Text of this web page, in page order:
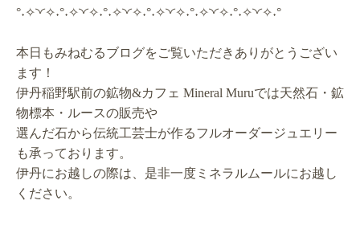
°˖✧◝◜✧˖°˖✧◝◜✧˖°˖✧◝◜✧˖°˖✧◝◜✧˖°˖✧◝◜✧˖°˖✧◝◜✧˖°
本日もみねむるブログをご覧いただきありがとうござい
ます！
伊丹稲野駅前の鉱物&カフェ Mineral Muruでは天然石・鉱
物標本・ルースの販売や
選んだ石から伝統工芸士が作るフルオーダージュエリー
も承っております。
伊丹にお越しの際は、是非一度ミネラルムールにお越し
ください。